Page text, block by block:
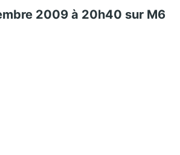
2009 à 20h40 sur M6